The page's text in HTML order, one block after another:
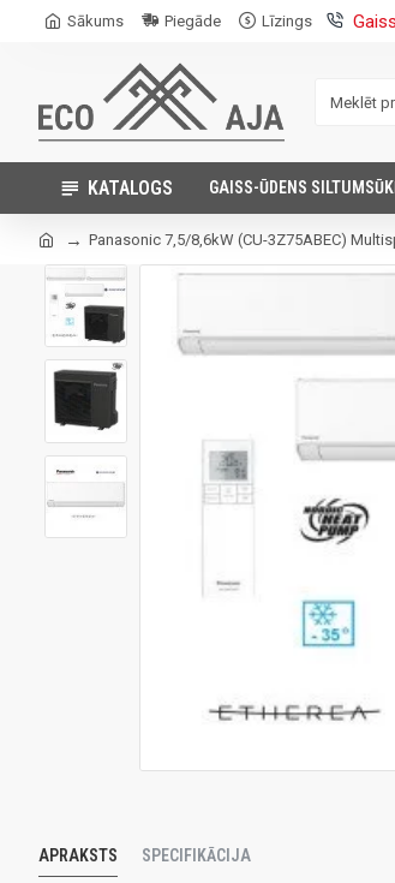
Sākums Piegāde Līzings
KATALOGS GAISS-ŪDENS
Panasonic 7,5/8,6kW (CU-3Z75ABEC)
APRAKSTS SPECIFIKĀCIJA